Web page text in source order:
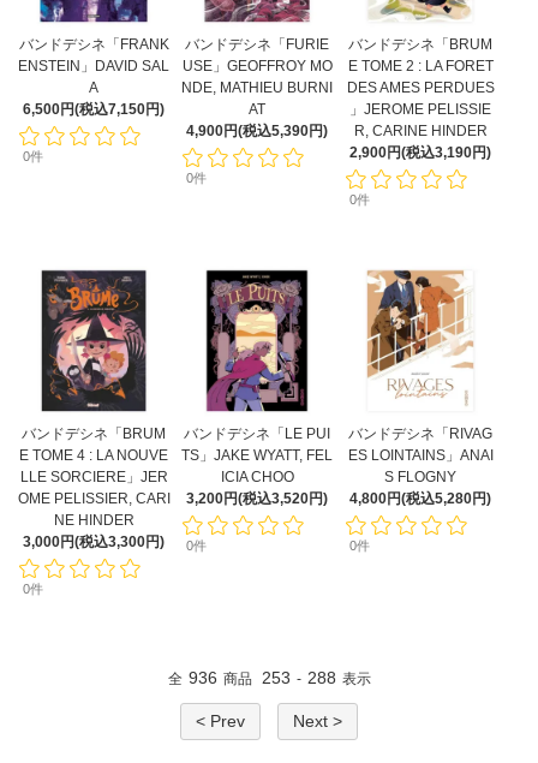
バンドデシネ「FRANK
ENSTEIN」DAVID SAL
A
6,500円(税込7,150円)
0件
バンドデシネ「FURIE
USE」GEOFFROY MO
NDE, MATHIEU BURNI
AT
4,900円(税込5,390円)
0件
バンドデシネ「BRUM
E TOME 2 : LA FORET
DES AMES PERDUES
」JEROME PELISSIE
R, CARINE HINDER
2,900円(税込3,190円)
0件
バンドデシネ「BRUM
E TOME 4 : LA NOUVE
LLE SORCIERE」JER
OME PELISSIER, CARI
NE HINDER
3,000円(税込3,300円)
0件
バンドデシネ「LE PUI
TS」JAKE WYATT, FEL
ICIA CHOO
3,200円(税込3,520円)
0件
バンドデシネ「RIVAG
ES LOINTAINS」ANAI
S FLOGNY
4,800円(税込5,280円)
0件
全 936 商品 253 - 288 表示
< Prev Next >